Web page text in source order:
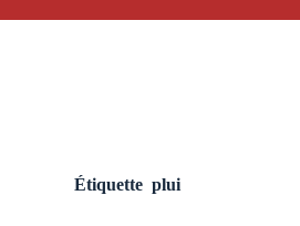
Étiquette plui